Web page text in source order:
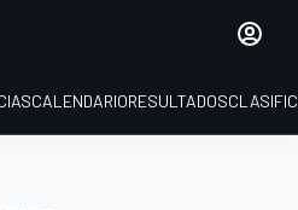
CALENDARIORESULTADOS